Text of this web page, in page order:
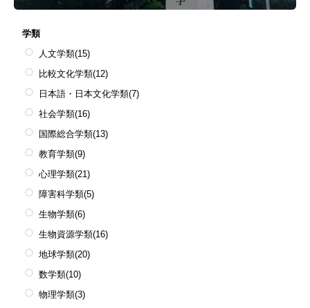
学類
人文学類(15)
比較文化学類(12)
日本語・日本文化学類(7)
社会学類(16)
国際総合学類(13)
教育学類(9)
心理学類(21)
障害科学類(5)
生物学類(6)
生物資源学類(16)
地球学類(20)
数学類(10)
物理学類(3)